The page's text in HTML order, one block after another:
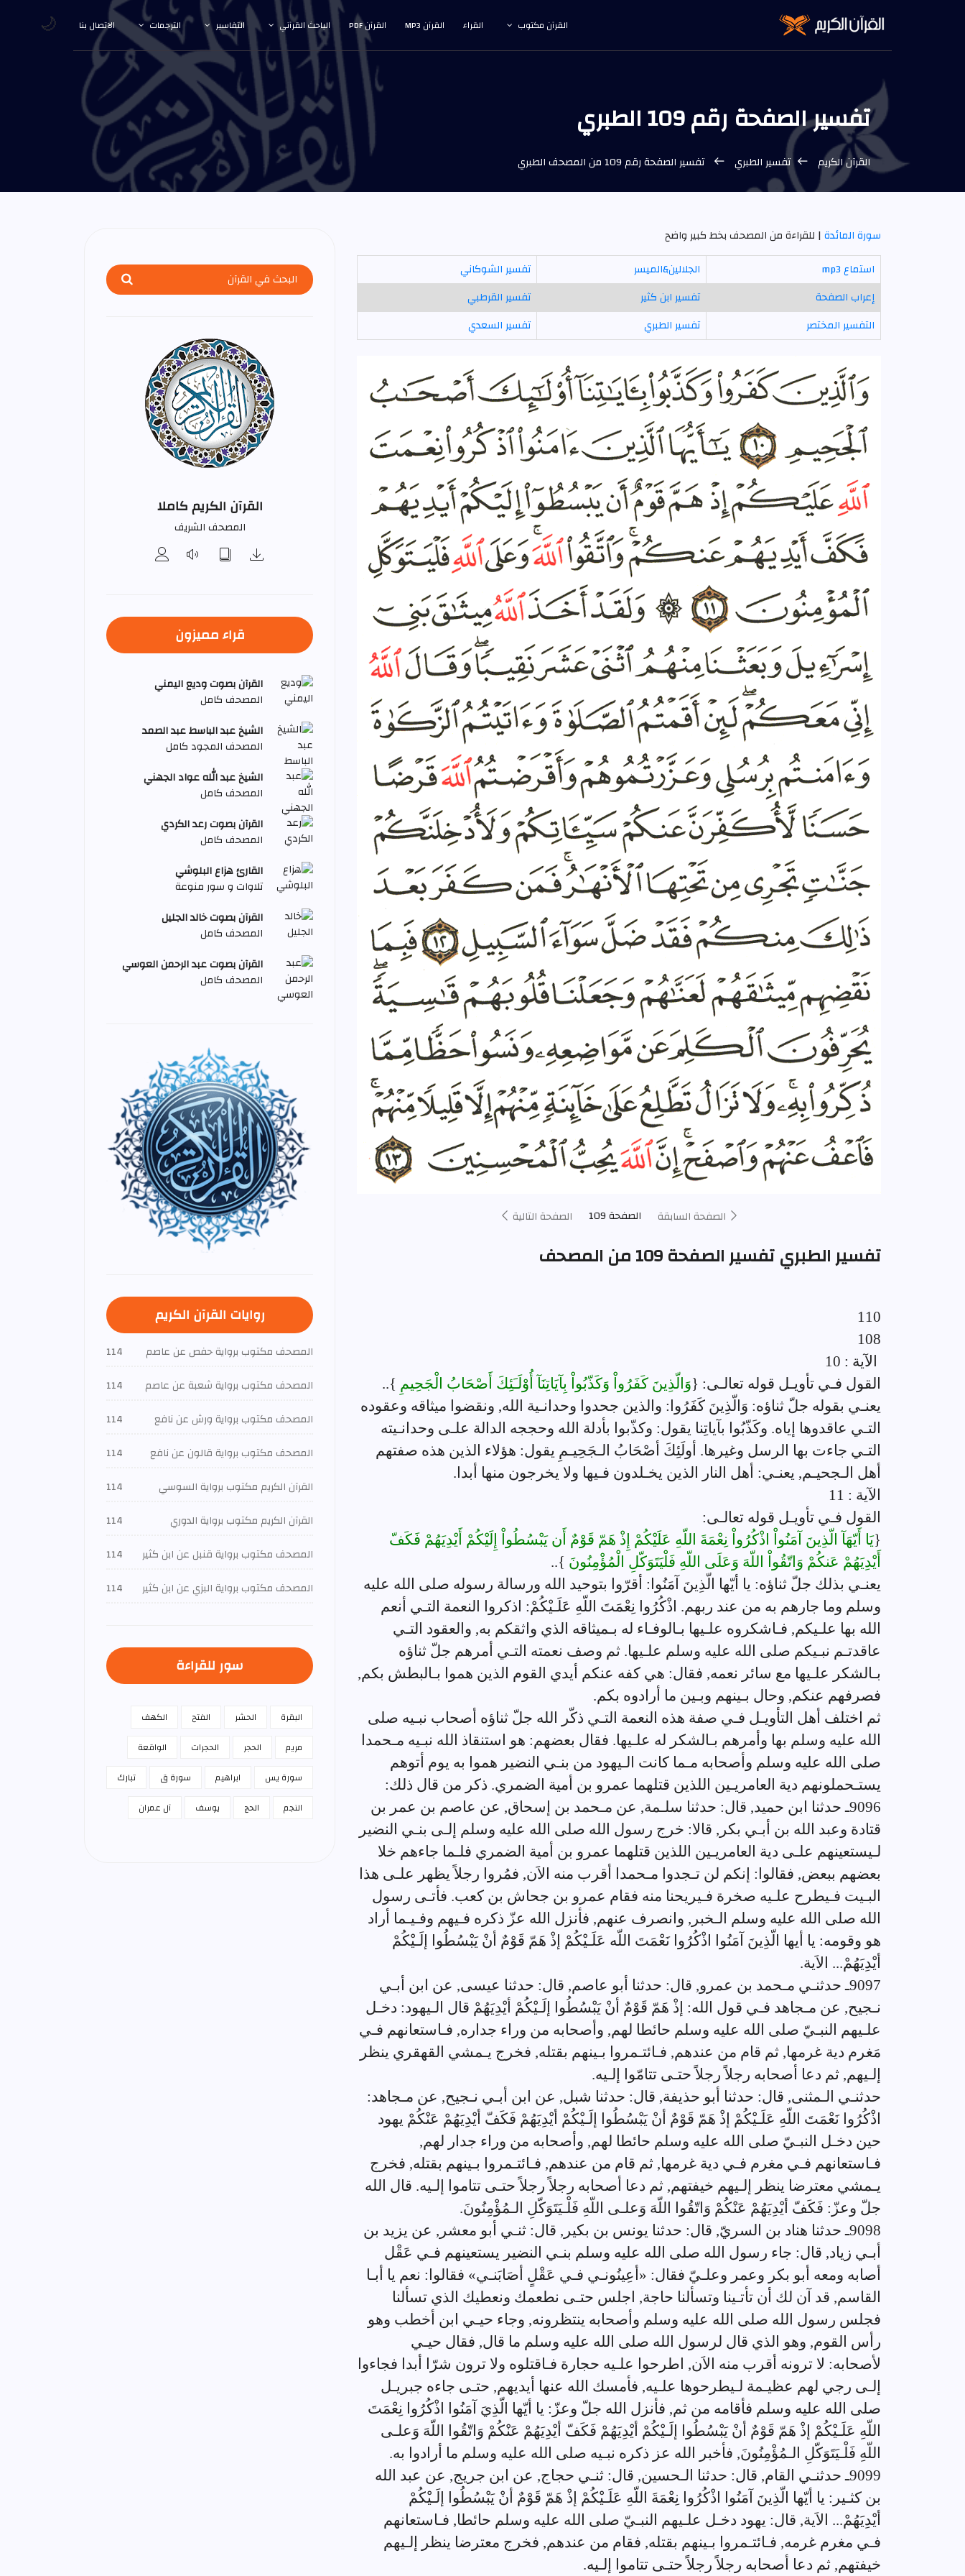
القرآن مكتوب القراء القرآن MP3 القرآن PDF الباحث القرآني التفاسير الترجمات الاتصال بنا
تفسير الصفحة رقم 109 الطبري
القرآن الكريم تفسير الطبري تفسير الصفحة رقم 109 من المصحف الطبري
سورة المائدة| للقراءة من المصحف بخط كبير واضح
استماع mp3
الجلالين&الميسر
تفسير الشوكاني
إعراب الصفحة
تفسير ابن كثير
تفسير القرطبي
التفسير المختصر
تفسير الطبري تفسير السعدي
الصفحة السابقة الصفحة 109 الصفحة التالية
تفسير الطبري تفسير الصفحة 109 من المصحف
110
108
الآية : 10
القول فـي تأويـل قوله تعالـى: {وَالّذِينَ كَفَرُواْ وَكَذّبُواْ بِآيَاتِنَآ أُوْلَـَئِكَ أَصْحَابُ الْجَحِيمِ }..
يعنـي بقوله جلّ ثناؤه: وَالّذِينَ كَفَرُوا: والذين جحدوا وحدانـية الله, ونقضوا ميثاقه وعقوده
التـي عاقدوها إياه. وكَذّبُوا بآياتِنا يقول: وكذّبوا بأدلة الله وحججه الدالة علـى وحدانـيته
التـي جاءت بها الرسل وغيرها. أولَئِكَ أصْحَابُ الـجَحِيـمِ يقول: هؤلاء الذين هذه صفتهم
أهل الـجحيـم, يعنـي: أهل النار الذين يخـلدون فـيها ولا يخرجون منها أبدا.
الآية : 11
القول فـي تأويـل قوله تعالـى:
{يَا أَيّهَآ الّذِينَ آمَنُواْ اذْكُرُواْ نِعْمَةَ اللّهِ عَلَيْكُمْ إِذْ هَمّ قَوْمٌ أَن يَبْسُطُواْ إِلَيْكُمْ أَيْدِيَهُمْ فَكَفّ
أَيْدِيَهُمْ عَنكُمْ وَاتّقُواْ اللّهَ وَعَلَى اللّهِ فَلْيَتَوَكّلِ الْمُؤْمِنُونَ }..
يعنـي بذلك جلّ ثناؤه: يا أيّها الّذِينَ آمَنُوا: أقرّوا بتوحيد الله ورسالة رسوله صلى الله عليه
وسلم وما جارهم به من عند ربهم. اذْكُرُوا نِعْمَتَ اللّهِ عَلَـيْكُمْ: اذكروا النعمة التـي أنعم
الله بها علـيكم, فـاشكروه علـيها بـالوفـاء له بـميثاقه الذي واثقكم به, والعقود التـي
عاقدتـم نبـيكم صلى الله عليه وسلم علـيها. ثم وصف نعمته التـي أمرهم جلّ ثناؤه
بـالشكر علـيها مع سائر نعمه, فقال: هي كفه عنكم أيدي القوم الذين هموا بـالبطش بكم,
فصرفهم عنكم, وحال بـينهم وبـين ما أرادوه بكم.
ثم اختلف أهل التأويـل فـي صفة هذه النعمة التـي ذكّر الله جلّ ثناؤه أصحاب نبـيه صلى
الله عليه وسلم بها وأمرهم بـالشكر له علـيها. فقال بعضهم: هو استنقاذ الله نبـيه مـحمدا
صلى الله عليه وسلم وأصحابه مـما كانت الـيهود من بنـي النضير هموا به يوم أتوهم
يستـحملونهم دية العامريـين اللذين قتلهما عمرو بن أمية الضمري. ذكر من قال ذلك:
9096ـ حدثنا ابن حميد, قال: حدثنا سلـمة, عن مـحمد بن إسحاق, عن عاصم بن عمر بن
قتادة وعبد الله بن أبـي بكر, قالا: خرج رسول الله صلى الله عليه وسلم إلـى بنـي النضير
لـيستعينهم علـى دية العامريـين اللذين قتلهما عمرو بن أمية الضمري فلـما جاءهم خلا
بعضهم ببعض, فقالوا: إنكم لن تـجدوا مـحمدا أقرب منه الاَن, فمُروا رجلاً يظهر علـى هذا
البـيت فـيطرح علـيه صخرة فـيريحنا منه فقام عمرو بن جحاش بن كعب. فأتـى رسول
الله صلى الله عليه وسلم الـخبر, وانصرف عنهم, فأنزل الله عزّ ذكره فـيهم وفـيـما أراد
هو وقومه: يا أيها الّذِينَ آمَنُوا اذْكُرُوا نَعْمَتَ اللّه عَلَـيْكُمْ إذْ هَمّ قَوْمٌ أنْ يَبْسُطُوا إلَـيْكُمْ
أيْدِيَهُمْ... الاَية.
9097ـ حدثنـي مـحمد بن عمرو, قال: حدثنا أبو عاصم, قال: حدثنا عيسى, عن ابن أبـي
نـجيح, عن مـجاهد فـي قول الله: إذْ هَمّ قَوْمٌ أنْ يَبْسُطُوا إلَـيْكُمْ أيْدِيَهُمْ قال الـيهود: دخـل
علـيهم النبـيّ صلى الله عليه وسلم حائطا لهم, وأصحابه من وراء جداره, فـاستعانهم فـي
مَغرم دية غرمها, ثم قام من عندهم, فـائتـمروا بـينهم بقتله, فخرج يـمشي القهقري ينظر
إلـيهم, ثم دعا أصحابه رجلاً رجلاً حتـى تتامّوا إلـيه.
حدثنـي الـمثنى, قال: حدثنا أبو حذيفة, قال: حدثنا شبل, عن ابن أبـي نـجيح, عن مـجاهد:
اذْكُرُوا نَعْمَتَ اللّهِ عَلَـيْكُمْ إذْ هَمّ قَوْمٌ أنْ يَبْسُطُوا إلَـيْكُمْ أيْدِيَهُمْ فَكَفّ أيْدِيَهُمْ عَنْكُمْ يهود
حين دخـل النبـيّ صلى الله عليه وسلم حائطا لهم, وأصحابه من وراء جدار لهم,
فـاستعانهم فـي مغرم فـي دية غرمها, ثم قام من عندهم, فـائتـمروا بـينهم بقتله, فخرج
يـمشي معترضا ينظر إلـيهم خيفتهم, ثم دعا أصحابه رجلاً رجلاً حتـى تتاموا إلـيه. قال الله
جلّ وعزّ: فَكَفّ أيْدِيَهُمْ عَنْكُمْ وَاتّقُوا اللّهَ وَعلـى اللّهِ فَلْـيَتَوَكّلِ الـمُؤْمِنُونَ.
9098ـ حدثنا هناد بن السريّ, قال: حدثنا يونس بن بكير, قال: ثنـي أبو معشر, عن يزيد بن
أبـي زياد, قال: جاء رسول الله صلى الله عليه وسلم بنـي النضير يستعينهم فـي عَقْل
أصابه ومعه أبو بكر وعمر وعلـيّ فقال: «أعِينُونـي فـي عَقْلٍ أصَابَنـي» فقالوا: نعم يا أبـا
القاسم, قد آن لك أن تأتـينا وتسألنا حاجة, اجلس حتـى نطعمك ونعطيك الذي تسألنا
فجلس رسول الله صلى الله عليه وسلم وأصحابه ينتظرونه, وجاء حيـي ابن أخطب وهو
رأس القوم, وهو الذي قال لرسول الله صلى الله عليه وسلم ما قال, فقال حيـي
لأصحابه: لا ترونه أقرب منه الاَن, اطرحوا علـيه حجارة فـاقتلوه ولا ترون شرّا أبدا فجاءوا
إلـى رجي لهم عظيـمة لـيطرحوها علـيه, فأمسك الله عنها أيديهم, حتـى جاءه جبريـل
صلى الله عليه وسلم فأقامه من ثم, فأنزل الله جلّ وعزّ: يا أيّها الّذِيَ آمَنُوا اذْكُرُوا نِعْمَتَ
اللّهِ عَلَـيْكُمْ إذْ هَمّ قَوْمٌ أنْ يَبْسُطُوا إلَـيْكُمْ أيْدِيَهُمْ فَكَفّ أيْدِيَهُمْ عَنْكُمْ وَاتّقُوا اللّهَ وَعلـى
اللّهِ فَلْـيَتَوَكّلِ الـمُؤْمِنُونَ, فأخبر الله عز ذكره نبـيه صلى الله عليه وسلم ما أرادوا به.
9099ـ حدثنـي القام, قال: حدثنا الـحسين, قال: ثنـي حجاج, عن ابن جريج, عن عبد الله
بن كثـير: يا أيّها الّذِينَ آمَنُوا اذْكُرُوا نِعْمَةَ اللّهِ عَلَـيْكُمْ إذْ هَمّ قَوْمٌ أنْ يَبْسُطُوا إلَـيْكُمْ
أيْدِيَهُمْ... الاَية, قال: يهود دخـل علـيهم النبـيّ صلى الله عليه وسلم حائطا, فـاستعانهم
فـي مغرم غرمه, فـائتـمروا بـينهم بقتله, فقام من عندهم, فخرج معترضا ينظر إلـيهم
خيفتهم, ثم دعا أصحابه رجلاً رجلاً حتـى تتاموا إلـيه.
القرآن الكريم كاملا
المصحف الشريف
قراء مميزون
القرآن بصوت وديع اليمني
المصحف كامل
الشيخ عبد الباسط عبد الصمد
المصحف المجود كامل
الشيخ عبد الله عواد الجهني
المصحف كامل
القرآن بصوت رعد الكردي
المصحف كامل
القارئ هزاع البلوشي
تلاوات و سور منوعة
القرآن بصوت خالد الجليل
المصحف كامل
القرآن بصوت عبد الرحمن العوسي
المصحف كامل
روايات القرآن الكريم
المصحف مكتوب برواية حفص عن عاصم
114
المصحف مكتوب برواية شعبة عن عاصم
114
المصحف مكتوب برواية ورش عن نافع
114
المصحف مكتوب برواية قالون عن نافع
114
القرآن الكريم مكتوب برواية السوسي
114
القرآن الكريم مكتوب برواية الدوري
114
المصحف مكتوب برواية قنبل عن ابن كثير
114
المصحف مكتوب برواية البزي عن ابن كثير
114
سور للقراءة
البقرة الحشر الفتح
الكهف
مريم
الحجر الحجرات
الواقعة
سورة يس
ابراهيم سورة ق
تبارك
النجم
الحج يوسف آل عمران
🌙